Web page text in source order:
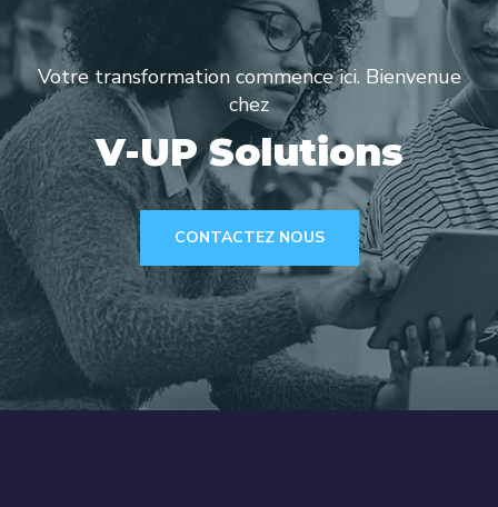
Votre transformation commence ici. Bienvenue
chez
V-UP Solutions
CONTACTEZ NOUS